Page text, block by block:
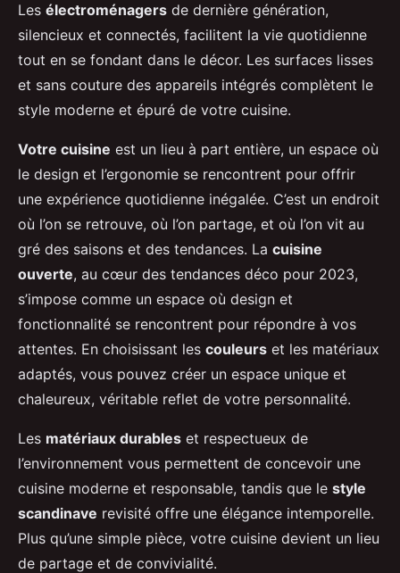
Les électroménagers de dernière génération,
silencieux et connectés, facilitent la vie quotidienne
tout en se fondant dans le décor. Les surfaces lisses
et sans couture des appareils intégrés complètent le
style moderne et épuré de votre cuisine.
Votre cuisine est un lieu à part entière, un espace où
le design et l’ergonomie se rencontrent pour offrir
une expérience quotidienne inégalée. C’est un endroit
où l’on se retrouve, où l’on partage, et où l’on vit au
gré des saisons et des tendances. La cuisine
ouverte, au cœur des tendances déco pour 2023,
s’impose comme un espace où design et
fonctionnalité se rencontrent pour répondre à vos
attentes. En choisissant les couleurs et les matériaux
adaptés, vous pouvez créer un espace unique et
chaleureux, véritable reflet de votre personnalité.
Les matériaux durables et respectueux de
l’environnement vous permettent de concevoir une
cuisine moderne et responsable, tandis que le style
scandinave revisité offre une élégance intemporelle.
Plus qu’une simple pièce, votre cuisine devient un lieu
de partage et de convivialité.